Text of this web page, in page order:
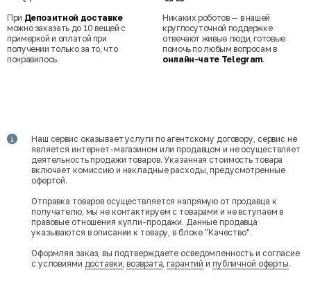
При Депозитной доставке
можно заказать до 10 вещей с
примеркой и оплатой при
получении только за то, что
понравилось.
Никаких роботов — в нашей
круглосуточной поддержке
отвечают живые люди, готовые
помочь по любым вопросам в
онлайн-чате Telegram.
Наш сервис оказывает услуги по агентскому договору, сервис не
является интернет-магазином или продавцом и не осуществляет
деятельность продажи товаров. Указанная стоимость товара
включает комиссию и накладные расходы, предусмотренные
офертой.
Отправка товаров осуществляется напрямую от продавца к
получателю, мы не контактируем с товарами и не вступаем в
правовые отношения купли-продажи. Данные продавца
указываются в описании к товару, в блоке "Качество".
Оформляя заказ, вы подтверждаете осведомленность и согласие
с условиями доставки,возврата,гарантий и публичной оферты.